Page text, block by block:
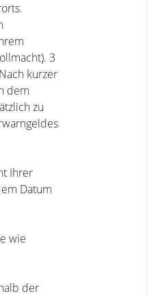
3
kurzer
dem
zu
Ihrer
Datum
wie
der